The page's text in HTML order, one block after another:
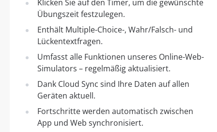
Klicken Sie auf den Timer, um die gewünschte
Übungszeit festzulegen.
Enthält Multiple-Choice-, Wahr/Falsch- und
Lückentextfragen.
Umfasst alle Funktionen unseres Online-Web-
Simulators – regelmäßig aktualisiert.
Dank Cloud Sync sind Ihre Daten auf allen
Geräten aktuell.
Fortschritte werden automatisch zwischen
App und Web synchronisiert.